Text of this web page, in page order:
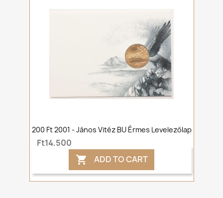
200 Ft 2001 - János Vitéz BU Érmes Levelezőlap
Ft14,500
 ADD TO CART